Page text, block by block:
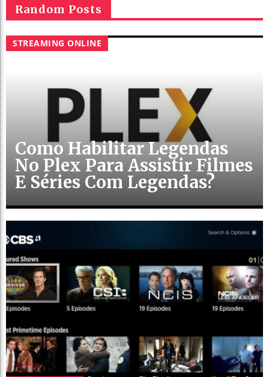
Random Posts
STREAMING ONLINE
Como Habilitar Legendas
No Plex Para Assistir Filmes
E Séries Com Legendas?